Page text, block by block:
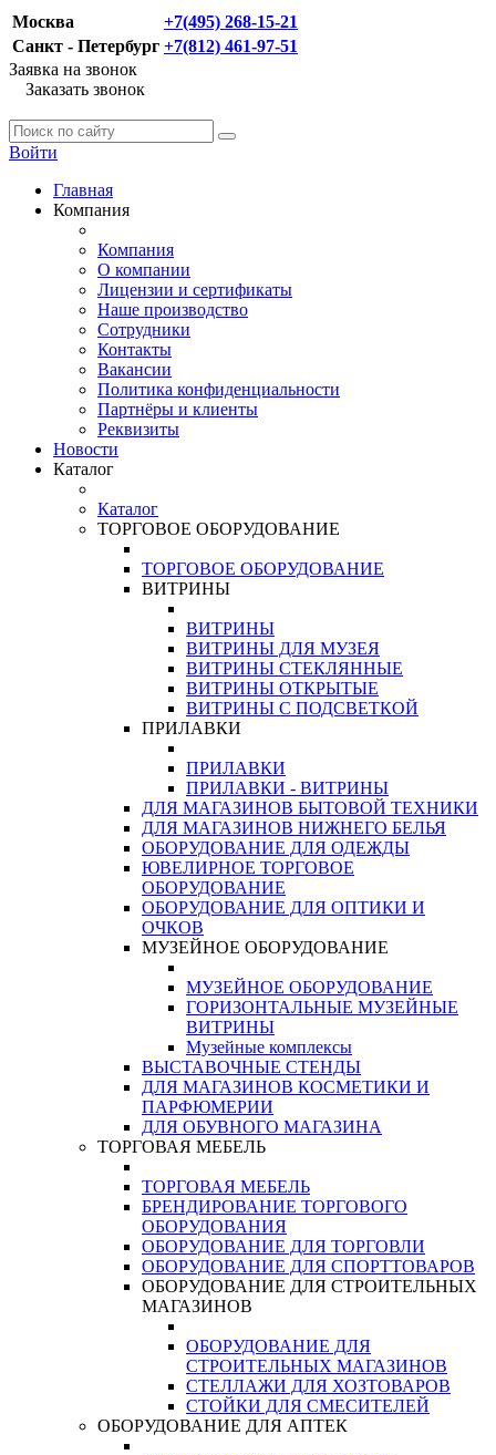
Москва
+7(495) 268-15-21
Санкт - Петербург +7(812) 461-97-51
Заявка на звонок
Заказать звонок
Войти
Главная
Компания
Компания
О компании
Лицензии и сертификаты
Наше производство
Сотрудники
Контакты
Вакансии
Политика конфиденциальности
Партнёры и клиенты
Реквизиты
Новости
Каталог
Каталог
ТОРГОВОЕ ОБОРУДОВАНИЕ
ТОРГОВОЕ ОБОРУДОВАНИЕ
ВИТРИНЫ
ВИТРИНЫ
ВИТРИНЫ ДЛЯ МУЗЕЯ
ВИТРИНЫ СТЕКЛЯННЫЕ
ВИТРИНЫ ОТКРЫТЫЕ
ВИТРИНЫ С ПОДСВЕТКОЙ
ПРИЛАВКИ
ПРИЛАВКИ
ПРИЛАВКИ - ВИТРИНЫ
ДЛЯ МАГАЗИНОВ БЫТОВОЙ ТЕХНИКИ
ДЛЯ МАГАЗИНОВ НИЖНЕГО БЕЛЬЯ
ОБОРУДОВАНИЕ ДЛЯ ОДЕЖДЫ
ЮВЕЛИРНОЕ ТОРГОВОЕ
ОБОРУДОВАНИЕ
ОБОРУДОВАНИЕ ДЛЯ ОПТИКИ И
ОЧКОВ
МУЗЕЙНОЕ ОБОРУДОВАНИЕ
МУЗЕЙНОЕ ОБОРУДОВАНИЕ
ГОРИЗОНТАЛЬНЫЕ МУЗЕЙНЫЕ
ВИТРИНЫ
Музейные комплексы
ВЫСТАВОЧНЫЕ СТЕНДЫ
ДЛЯ МАГАЗИНОВ КОСМЕТИКИ И
ПАРФЮМЕРИИ
ДЛЯ ОБУВНОГО МАГАЗИНА
ТОРГОВАЯ МЕБЕЛЬ
ТОРГОВАЯ МЕБЕЛЬ
БРЕНДИРОВАНИЕ ТОРГОВОГО
ОБОРУДОВАНИЯ
ОБОРУДОВАНИЕ ДЛЯ ТОРГОВЛИ
ОБОРУДОВАНИЕ ДЛЯ СПОРТТОВАРОВ
ОБОРУДОВАНИЕ ДЛЯ СТРОИТЕЛЬНЫХ
МАГАЗИНОВ
ОБОРУДОВАНИЕ ДЛЯ
СТРОИТЕЛЬНЫХ МАГАЗИНОВ
СТЕЛЛАЖИ ДЛЯ ХОЗТОВАРОВ
СТОЙКИ ДЛЯ СМЕСИТЕЛЕЙ
ОБОРУДОВАНИЕ ДЛЯ АПТЕК